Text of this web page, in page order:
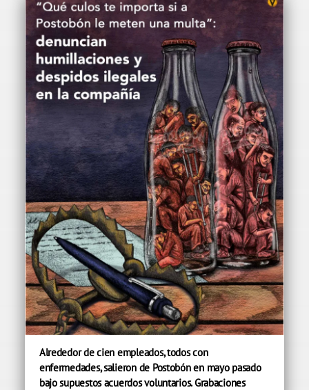
Alrededor de cien empleados, todos con
enfermedades, salieron de Postobón en mayo pasado
bajo supuestos acuerdos voluntarios. Grabaciones